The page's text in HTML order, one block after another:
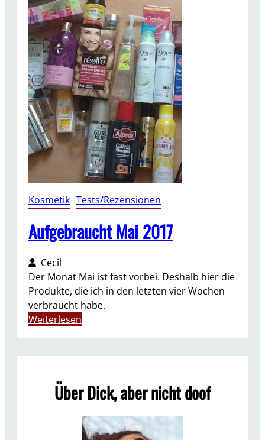
Kosmetik Tests/Rezensionen
Aufgebraucht Mai 2017
Cecil
Der Monat Mai ist fast vorbei. Deshalb hier die
Produkte, die ich in den letzten vier Wochen
verbraucht habe.
Weiterlesen
e
b
r
a
Über Dick, aber nicht doof